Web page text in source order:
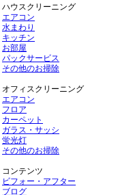
ハウスクリーニング
エアコン
水まわり
キッチン
お部屋
パックサービス
その他のお掃除
オフィスクリーニング
エアコン
フロア
カーペット
ガラス・サッシ
蛍光灯
その他のお掃除
コンテンツ
ビフォー・アフター
ブログ